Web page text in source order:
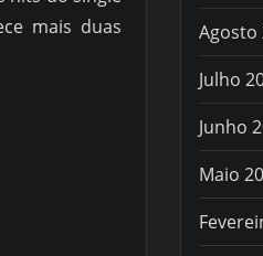
mais duas
Agosto
Julho
Junho
Maio